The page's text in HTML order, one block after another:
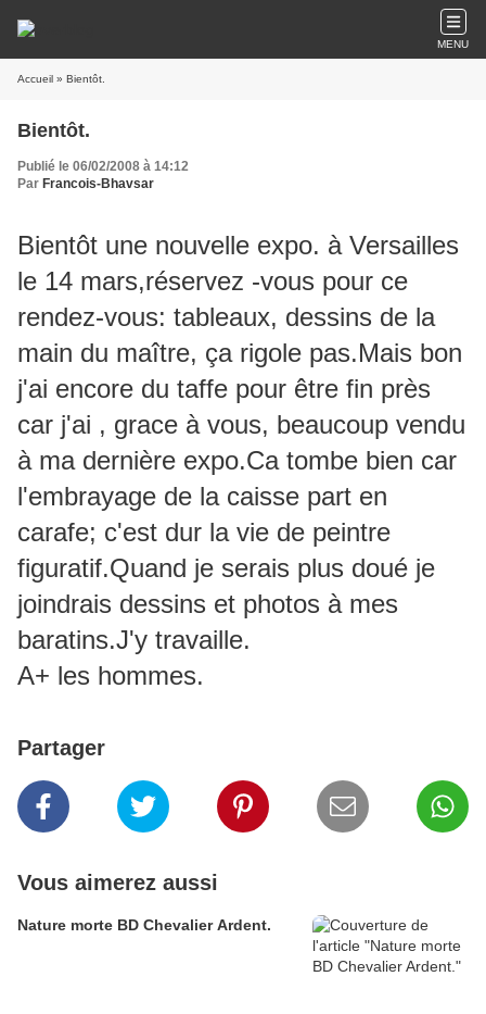
MENU
Accueil » Bientôt.
Bientôt.
Publié le 06/02/2008 à 14:12
Par Francois-Bhavsar
Bientôt une nouvelle expo. à Versailles
le 14 mars,réservez -vous pour ce
rendez-vous: tableaux, dessins de la
main du maître, ça rigole pas.Mais bon
j'ai encore du taffe pour être fin près
car j'ai , grace à vous, beaucoup vendu
à ma dernière expo.Ca tombe bien car
l'embrayage de la caisse part en
carafe; c'est dur la vie de peintre
figuratif.Quand je serais plus doué je
joindrais dessins et photos à mes
baratins.J'y travaille.
A+ les hommes.
Partager
Vous aimerez aussi
Nature morte BD Chevalier Ardent.